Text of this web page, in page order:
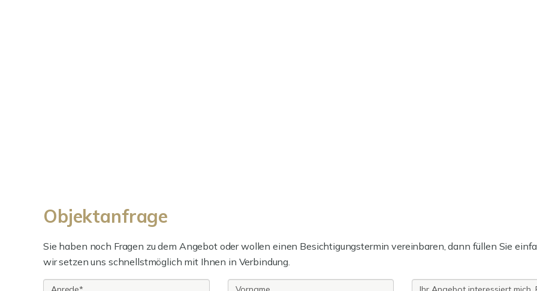
Objektanfrage
Sie haben noch Fragen zu dem Angebot oder wollen einen Besichtigungstermin vereinbaren, dann füllen Sie
wir setzen uns schnellstmöglich mit Ihnen in Verbindung.